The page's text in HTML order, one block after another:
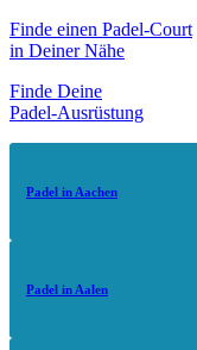
Finde einen Padel-Court
in Deiner Nähe
Finde Deine
Padel-Aus­rüs­tung
Padel in Aachen
Padel in Aalen